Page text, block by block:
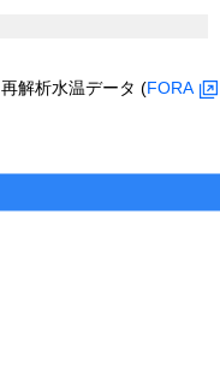
再解析水温データ (FORA